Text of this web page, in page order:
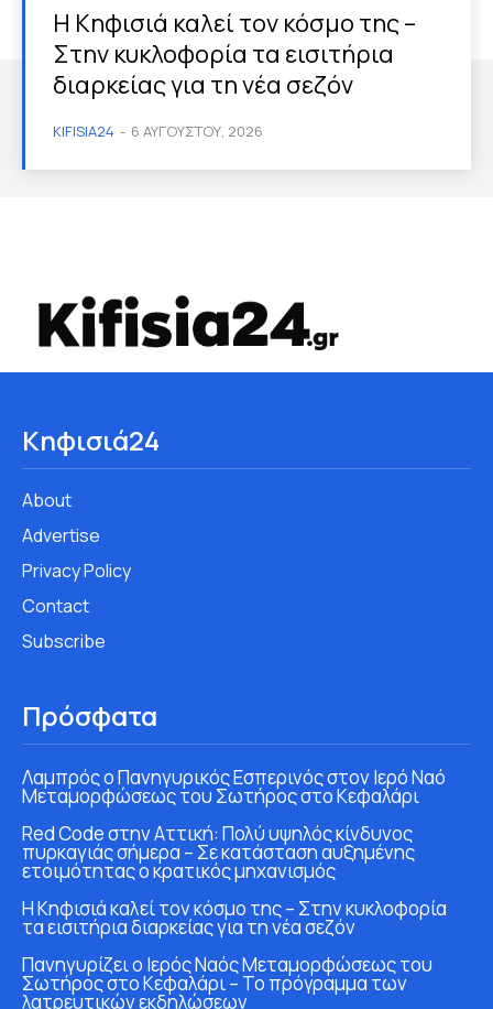
Η Κηφισιά καλεί τον κόσμο της –
Στην κυκλοφορία τα εισιτήρια
διαρκείας για τη νέα σεζόν
KIFISIA24 - 6 ΑΥΓΟΎΣΤΟΥ, 2026
Κηφισιά24
About
Advertise
Privacy Policy
Contact
Subscribe
Πρόσφατα
Λαμπρός ο Πανηγυρικός Εσπερινός στον Ιερό Ναό
Μεταμορφώσεως του Σωτήρος στο Κεφαλάρι
Red Code στην Αττική: Πολύ υψηλός κίνδυνος
πυρκαγιάς σήμερα – Σε κατάσταση αυξημένης
ετοιμότητας ο κρατικός μηχανισμός
Η Κηφισιά καλεί τον κόσμο της – Στην κυκλοφορία
τα εισιτήρια διαρκείας για τη νέα σεζόν
Πανηγυρίζει ο Ιερός Ναός Μεταμορφώσεως του
Σωτήρος στο Κεφαλάρι – Το πρόγραμμα των
λατρευτικών εκδηλώσεων